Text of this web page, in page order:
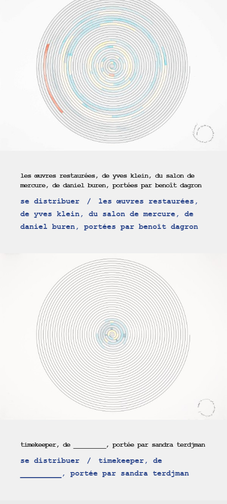
les œuvres restaurées, de yves klein, du salon de
mercure, de daniel buren, portées par benoît dagron
se distribuer
les œuvres restaurées,
de yves klein, du salon de mercure, de
daniel buren, portées par benoît dagron
timekeeper, de _________, portée par sandra terdjman
se distribuer
timekeeper, de
_________, portée par sandra terdjman